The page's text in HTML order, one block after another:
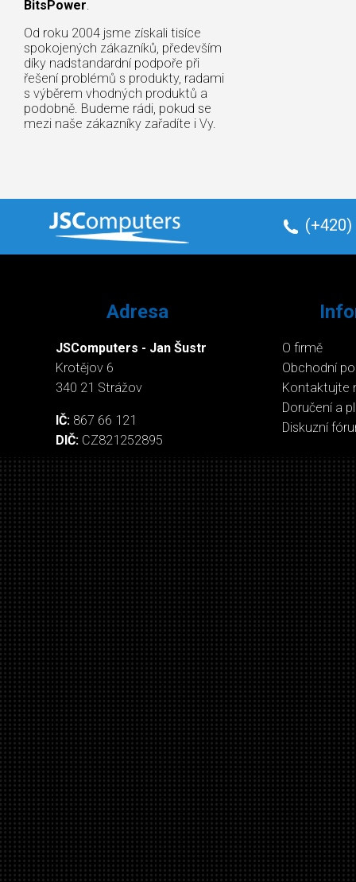
BitsPower.
Od roku 2004 jsme získali tisíce
spokojených zákazníků, především
díky nadstandardní podpoře při
řešení problémů s produkty, radami
s výběrem vhodných produktů a
podobně. Budeme rádi, pokud se
mezi naše zákazníky zařadíte i Vy.
(+420)
Adresa
JSComputers - Jan Šustr
Krotějov 6
340 21 Strážov
IČ: 867 66 121
DIČ: CZ821252895
O firmě
Obchodní
Kontaktujte
Doručení a
Diskuzní